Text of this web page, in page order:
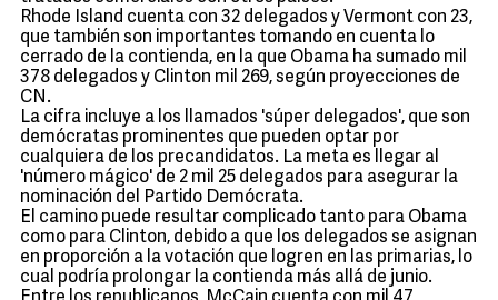
Rhode Island cuenta con 32 delegados y Vermont con 23,
que también son importantes tomando en cuenta lo
cerrado de la contienda, en la que Obama ha sumado mil
378 delegados y Clinton mil 269, según proyecciones de
CN.
La cifra incluye a los llamados 'súper delegados', que son
demócratas prominentes que pueden optar por
cualquiera de los precandidatos. La meta es llegar al
'número mágico' de 2 mil 25 delegados para asegurar la
nominación del Partido Demócrata.
El camino puede resultar complicado tanto para Obama
como para Clinton, debido a que los delegados se asignan
en proporción a la votación que logren en las primarias, lo
cual podría prolongar la contienda más allá de junio.